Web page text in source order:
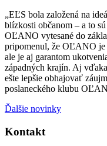
„EĽS bola založená na
blízkosti občanom – a to
OĽANO vytesané do
pripomenul, že OĽANO je
ale je aj garantom
západných krajín. Aj
ešte lepšie obhajovať
poslaneckého klubu
Ďalšie novinky
Kontakt